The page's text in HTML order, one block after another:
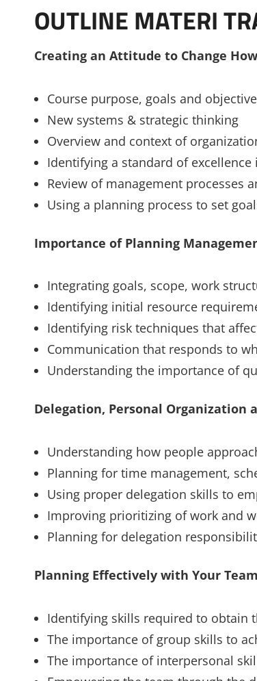
OUTLINE MATERI
Creating an Attitude to Change
Course purpose, goals and
New systems & strategic thinking
Overview and context of
Identifying a standard of
Review of management processes
Using a planning process to set
Importance of Planning
Integrating goals, scope, work
Identifying initial resource
Identifying risk techniques that
Communication that responds to
Understanding the importance of
Delegation, Personal Organization
Understanding how people
Planning for time management,
Using proper delegation skills to
Improving prioritizing of work and
Planning for delegation
Planning Effectively with Your Team
Identifying skills required to obtain
The importance of group skills to
The importance of interpersonal